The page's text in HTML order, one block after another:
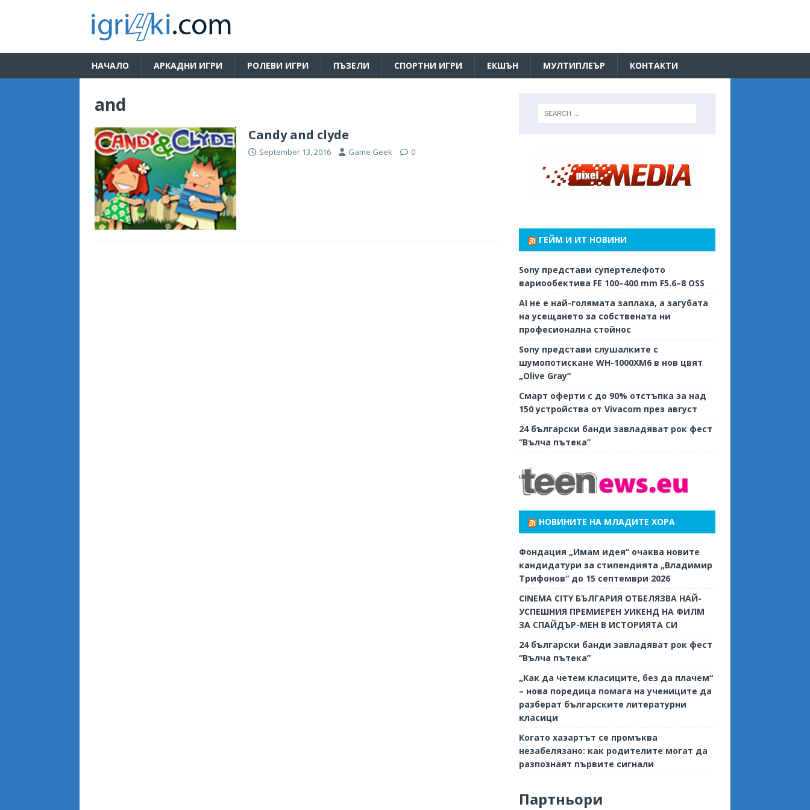
НАЧАЛО АРКАДНИ ИГРИ РОЛЕВИ ИГРИ ПЪЗЕЛИ СПОРТНИ ИГРИ ЕКШЪН МУЛТИПЛЕЪР КОНТАКТИ
and
Candy and clyde
September 13, 2016 Game Geek 0
ГЕЙМ И ИТ НОВИНИ
Sony представи супертелефото
вариообектива FE 100–400 mm F5.6–8 OSS
AI не е най-голямата заплаха, а загубата
на усещането за собствената ни
професионална стойнос
Sony представи слушалките с
шумопотискане WH-1000XM6 в нов цвят
„Olive Gray“
Смарт оферти с до 90% отстъпка за над
150 устройства от Vivacom през август
24 български банди завладяват рок фест
“Вълча пътека”
НОВИНИТЕ НА МЛАДИТЕ ХОРА
Фондация „Имам идея“ очаква новите
кандидатури за стипендията „Владимир
Трифонов“ до 15 септември 2026
CINEMA CITY БЪЛГАРИЯ ОТБЕЛЯЗВА НАЙ-
УСПЕШНИЯ ПРЕМИЕРЕН УИКЕНД НА ФИЛМ
ЗА СПАЙДЪР-МЕН В ИСТОРИЯТА СИ
24 български банди завладяват рок фест
“Вълча пътека”
„Как да четем класиците, без да плачем“
– нова поредица помага на учениците да
разберат българските литературни
класици
Когато хазартът се промъква
незабелязано: как родителите могат да
разпознаят първите сигнали
Партньори